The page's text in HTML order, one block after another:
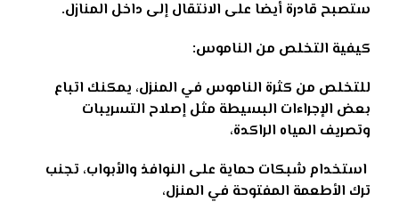
ستصبح قادرة أيضا على الانتقال إلى داخل المنازل.
كيفية التخلص من الناموس:
للتخلص من كثرة الناموس في المنزل، يمكنك اتباع
بعض الإجراءات البسيطة مثل إصلاح التسريبات
وتصريف المياه الراكدة،
استخدام شبكات حماية على النوافذ والأبواب، تجنب
ترك الأطعمة المفتوحة في المنزل،